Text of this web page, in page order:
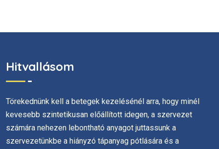
Hitvallásom
Törekednünk kell a betegek kezelésénél arra, hogy minél
kevesebb szintetikusan előállított idegen, a szervezet
számára nehezen lebontható anyagot juttassunk a
szervezetünkbe a hiányzó tápanyag pótlására és a